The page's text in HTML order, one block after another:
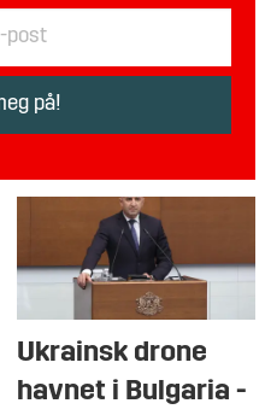
Ukrainsk drone
havnet i Bulgaria -